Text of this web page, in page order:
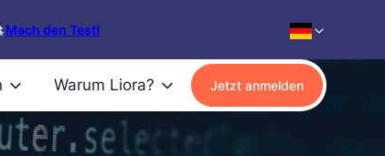
Mach den Test!
Warum Liora? Jetzt anmelden